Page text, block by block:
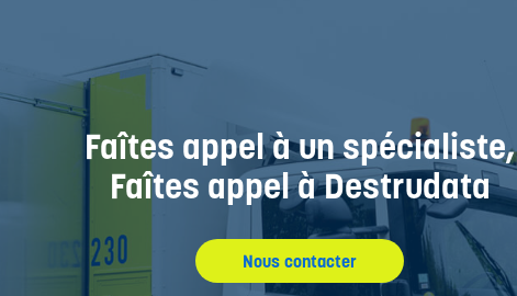
Faîtes appel à un spécialiste,
Faîtes appel à Destrudata
Nous contacter